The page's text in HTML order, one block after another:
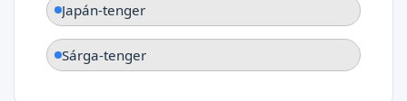
Japán-tenger
Sárga-tenger